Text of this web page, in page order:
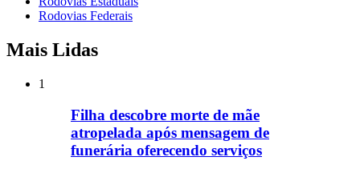
Rodovias Federais
Mais Lidas
1
Filha descobre morte de mãe
atropelada após mensagem de
funerária oferecendo serviços